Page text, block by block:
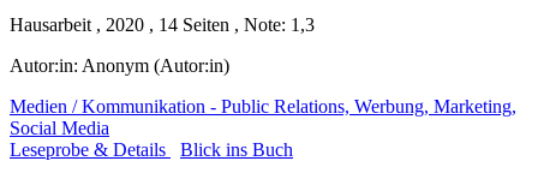
Hausarbeit , 2020 , 14 Seiten , Note: 1,3
Autor:in: Anonym (Autor:in)
Medien / Kommunikation - Public Relations, Werbung, Marketing,
Social Media
Leseprobe & Details
Blick ins Buch